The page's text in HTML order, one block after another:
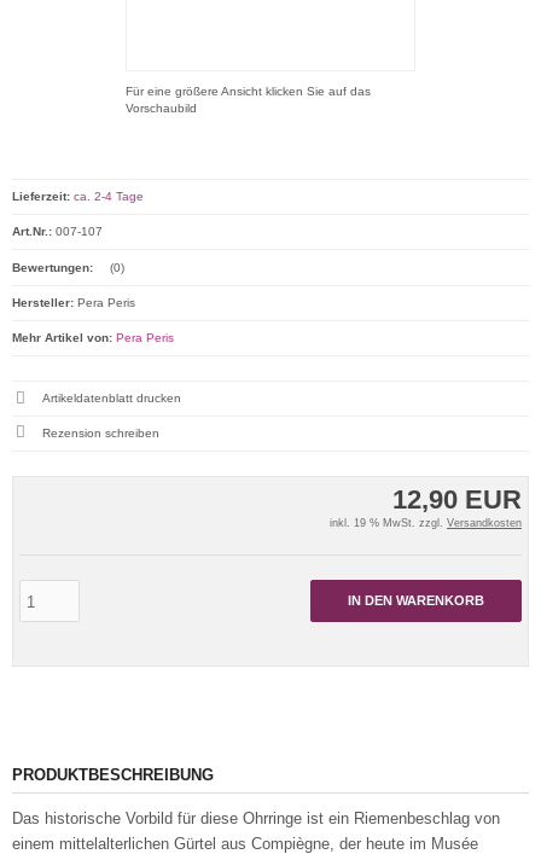
Für eine größere Ansicht klicken Sie auf das
Vorschaubild
12,90 EUR
inkl. 19 % MwSt. zzgl. Versandkosten
IN DEN WARENKORB
Lieferzeit: ca. 2-4 Tage
Art.Nr.: 007-107
Bewertungen: (0)
Hersteller: Pera Peris
Mehr Artikel von: Pera Peris
Artikeldatenblatt drucken
Rezension schreiben
PRODUKTBESCHREIBUNG
Das historische Vorbild für diese Ohrringe ist ein Riemenbeschlag von
einem mittelalterlichen Gürtel aus Compiègne, der heute im Musée